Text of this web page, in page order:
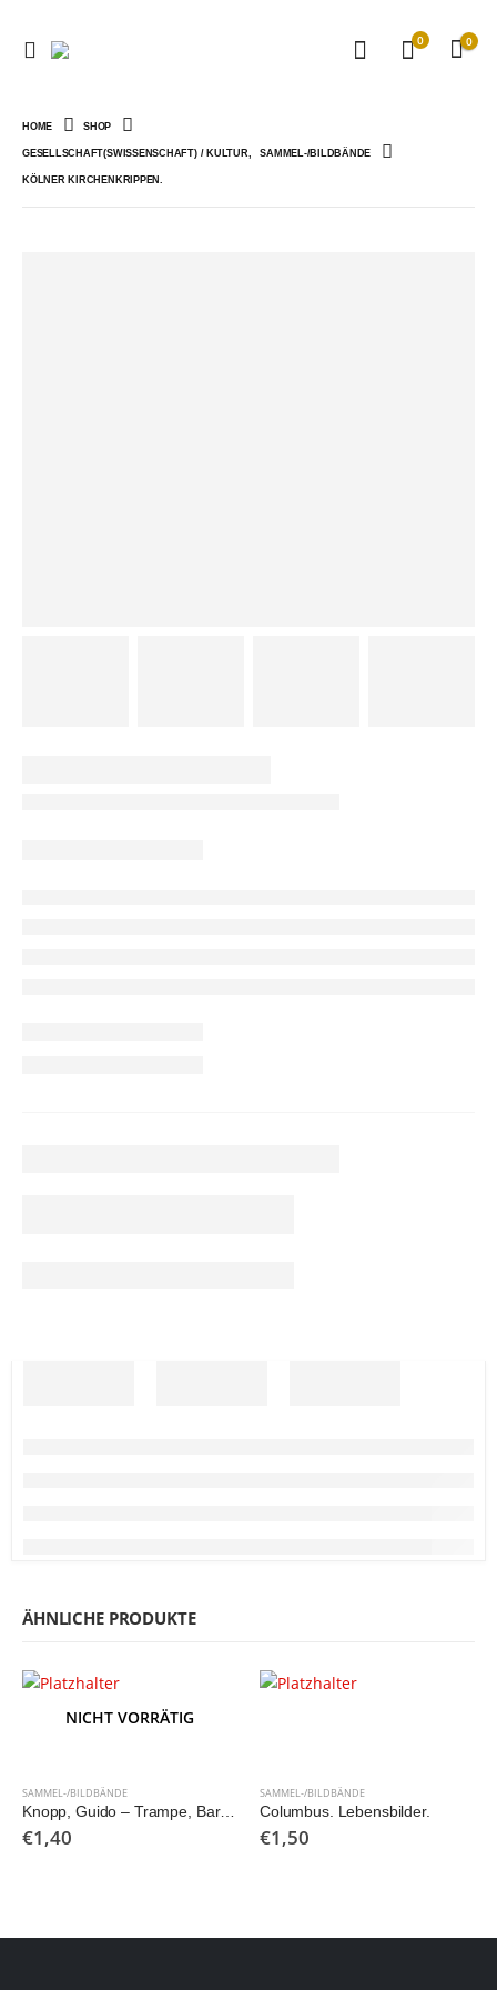
0 0
HOME SHOP
GESELLSCHAFT(SWISSENSCHAFT) / KULTUR, SAMMEL-/BILDBÄNDE
KÖLNER KIRCHENKRIPPEN.
ÄHNLICHE PRODUKTE
NICHT VORRÄTIG
SAMMEL-/BILDBÄNDE
Knopp, Guido – Trampe, Barbara: Idole – Annäherung an einen vagen Begriff
€1,40
SAMMEL-/BILDBÄNDE
Columbus. Lebensbilder.
€1,50